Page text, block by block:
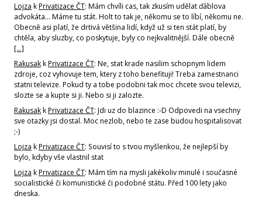
Lojza kPrivatizace ČT: Mám chvíli cas, tak zkusím udělat ďáblova
advokáta... Máme tu stát. Holt to tak je, někomu se to líbí, někomu ne.
Obecně asi platí, že drtivá většina lidí, když už si ten stát platí, by
chtěla, aby sluzby, co poskytuje, byly co nejkvalitnější. Dále obecně
[…]
RakusakkPrivatizace ČT: Ne, stat krade nasilim schopnym lidem
zdroje, coz vyhovuje tem, ktery z toho benefituji! Treba zamestnanci
statni televize. Pokud ty a tobe podobni tak moc chcete svou televizi,
slozte se a kupte si ji. Nebo si ji zalozte.
RakusakkPrivatizace ČT: Jdi uz do blazince :-D Odpovedi na vsechny
sve otazky jsi dostal. Moc nezlob, nebo te zase budou hospitalisovat
;-)
Lojza kPrivatizace ČT: Souvisí to s tvou myšlenkou, že nejlepší by
bylo, kdyby vše vlastnil stat
Lojza kPrivatizace ČT: Mám tím na mysli jakékoliv minulé i současné
socialistické či komunistické či podobné státu. Před 100 lety jako
dneska.